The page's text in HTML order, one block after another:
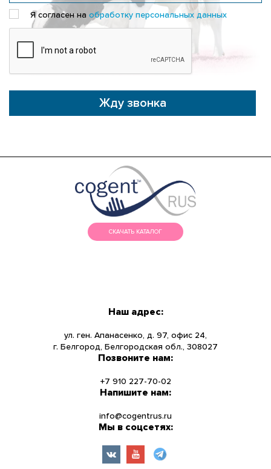
Я согласен на обработку персональных данных
Жду звонка
СКАЧАТЬ КАТАЛОГ
НОВОСТИ
УСЛУГИ
ИНФОРМАЦИЯ
КОНТАКТЫ
Наш адрес:
ул. ген. Апанасенко, д. 97, офис 24,
г. Белгород, Белгородская обл., 308027
Позвоните нам:
+7 910 227-70-02
Напишите нам:
info@cogentrus.ru
Мы в соцсетях: